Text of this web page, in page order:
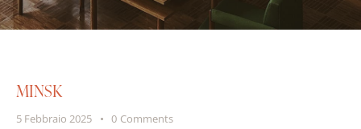
MINSK
5 Febbraio 2025 0 Comments